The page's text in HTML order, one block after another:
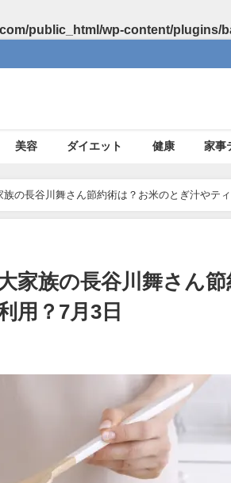
public_html/wp-content/plugins/
美容 ダイエット 健康 家事
族の長谷川舞さん節約術は？お米のとぎ汁やティ
家族の長谷川舞さん節
用？7月3日